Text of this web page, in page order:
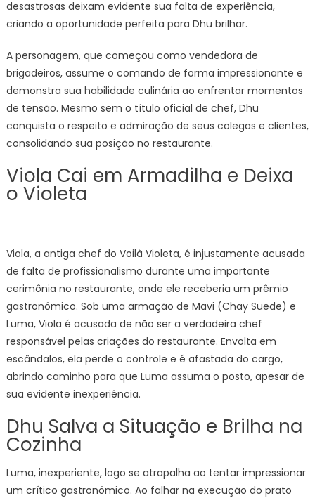
desastrosas deixam evidente sua falta de experiência,
criando a oportunidade perfeita para Dhu brilhar.
A personagem, que começou como vendedora de
brigadeiros, assume o comando de forma impressionante e
demonstra sua habilidade culinária ao enfrentar momentos
de tensão. Mesmo sem o título oficial de chef, Dhu
conquista o respeito e admiração de seus colegas e clientes,
consolidando sua posição no restaurante.
Viola Cai em Armadilha e Deixa
o Violeta
Viola, a antiga chef do Voilà Violeta, é injustamente acusada
de falta de profissionalismo durante uma importante
cerimônia no restaurante, onde ele receberia um prêmio
gastronômico. Sob uma armação de Mavi (Chay Suede) e
Luma, Viola é acusada de não ser a verdadeira chef
responsável pelas criações do restaurante. Envolta em
escândalos, ela perde o controle e é afastada do cargo,
abrindo caminho para que Luma assuma o posto, apesar de
sua evidente inexperiência.
Dhu Salva a Situação e Brilha na
Cozinha
Luma, inexperiente, logo se atrapalha ao tentar impressionar
um crítico gastronômico. Ao falhar na execução do prato